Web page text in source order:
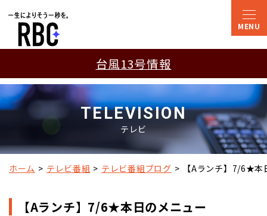
台風13号情報
TELEVISION
テレビ
ホーム テレビ番組 テレビ番組ブログ 【Aランチ】7/6★本
【Aランチ】7/6★本日のメニュー